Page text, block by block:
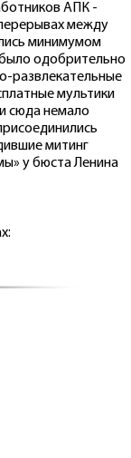
АПК -
между
минимумом
одобрительно
развлекательные
мультики
сюда немало
митинг
у бюста Ленина